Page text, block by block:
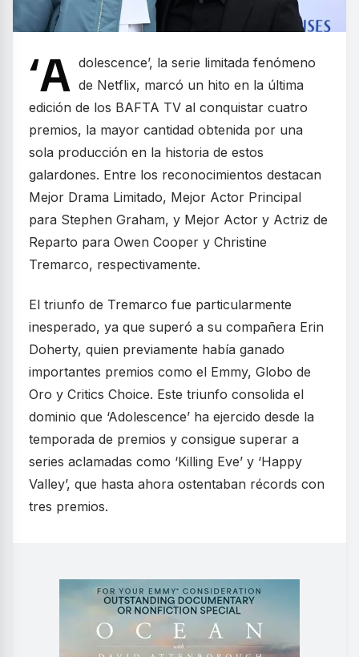
‘A dolescence’, la serie limitada fenómeno
de Netflix, marcó un hito en la última
edición de los BAFTA TV al conquistar cuatro
premios, la mayor cantidad obtenida por una
sola producción en la historia de estos
galardones. Entre los reconocimientos destacan
Mejor Drama Limitado, Mejor Actor Principal
para Stephen Graham, y Mejor Actor y Actriz de
Reparto para Owen Cooper y Christine
Tremarco, respectivamente.
El triunfo de Tremarco fue particularmente
inesperado, ya que superó a su compañera Erin
Doherty, quien previamente había ganado
importantes premios como el Emmy, Globo de
Oro y Critics Choice. Este triunfo consolida el
dominio que ‘Adolescence’ ha ejercido desde la
temporada de premios y consigue superar a
series aclamadas como ‘Killing Eve’ y ‘Happy
Valley’, que hasta ahora ostentaban récords con
tres premios.